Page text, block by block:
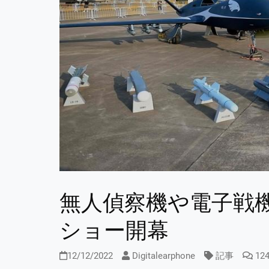
無人偵察機や電子戦
ショー開幕
12/12/2022 Digitalearphone 記事